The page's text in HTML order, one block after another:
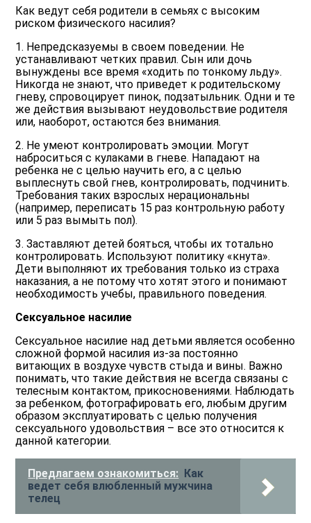
Как ведут себя родители в семьях с высоким
риском физического насилия?
1. Непредсказуемы в своем поведении. Не
устанавливают четких правил. Сын или дочь
вынуждены все время «ходить по тонкому льду».
Никогда не знают, что приведет к родительскому
гневу, спровоцирует пинок, подзатыльник. Одни и те
же действия вызывают неудовольствие родителя
или, наоборот, остаются без внимания.
2. Не умеют контролировать эмоции. Могут
наброситься с кулаками в гневе. Нападают на
ребенка не с целью научить его, а с целью
выплеснуть свой гнев, контролировать, подчинить.
Требования таких взрослых нерациональны
(например, переписать 15 раз контрольную работу
или 5 раз вымыть пол).
3. Заставляют детей бояться, чтобы их тотально
контролировать. Используют политику «кнута».
Дети выполняют их требования только из страха
наказания, а не потому что хотят этого и понимают
необходимость учебы, правильного поведения.
Сексуальное насилие
Сексуальное насилие над детьми является особенно
сложной формой насилия из-за постоянно
витающих в воздухе чувств стыда и вины. Важно
понимать, что такие действия не всегда связаны с
телесным контактом, прикосновениями. Наблюдать
за ребенком, фотографировать его, любым другим
образом эксплуатировать с целью получения
сексуального удовольствия – все это относится к
данной категории.
Предлагаем ознакомиться: Как
ведет себя влюбленный мужчина
телец